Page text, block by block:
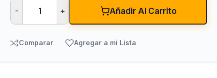
- + Añadir Al Carrito
Comparar Agregar a mi Lista